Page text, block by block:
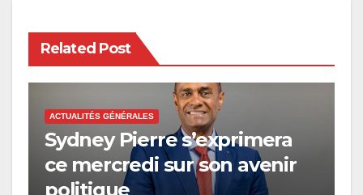
Related Post
ACTUALITÉS GÉNÉRALES
Sydney Pierre s’exprimera
ce mercredi sur son avenir
politique